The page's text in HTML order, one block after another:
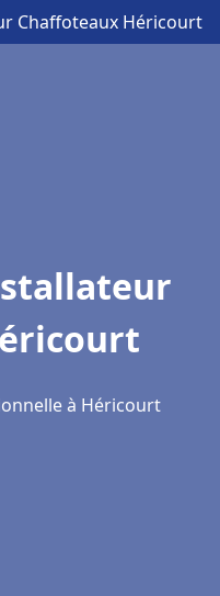
Chaffoteaux Héricourt
à Héricourt